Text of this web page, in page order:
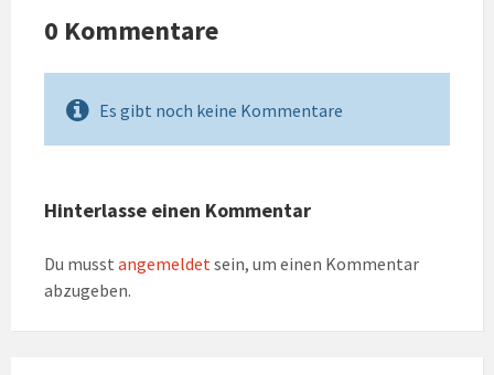
0 Kommentare
Es gibt noch keine Kommentare
Hinterlasse einen Kommentar
Du musst angemeldetsein, um einen Kommentar
abzugeben.